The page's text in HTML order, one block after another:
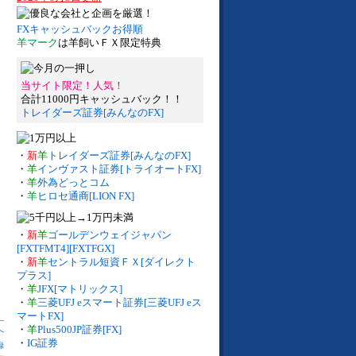
FXキャッシュバックお得順
羊マーク は羊飼いＦＸ限定特典
当サイト限定！人気！
合計11000円キャッシュバック！！
トレイダーズ証券[みんなのFX]
・ 新羊 トレイダーズ証券[みんなのFX]
・ 羊インヴァスト証券[トライオートFX]
・ 羊外為どっとコム
・ 羊ヒロセ通商[LION FX]
・ 新羊ゴールデンウェイジャパン
[FXTFMT4][FXTFGX]
・ 新羊セントラル短資ＦＸ[ダイレクト
プラス]
・ 羊JFX[マトリックス]
・ 羊三菱UFJ eスマート証券[三菱UFJ eス
マートFX]
・ 羊Plus500JP証券[FX]
・ IG証券